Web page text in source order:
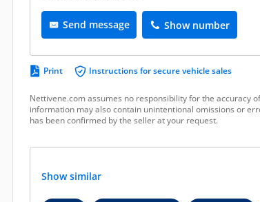
Send message Show number
Print Instructions for secure vehicle sales
Nettivene.com assumes no responsibility for the accuracy
information may also contain unintentional omissions or
has been confirmed by the seller at your request.
Show similar